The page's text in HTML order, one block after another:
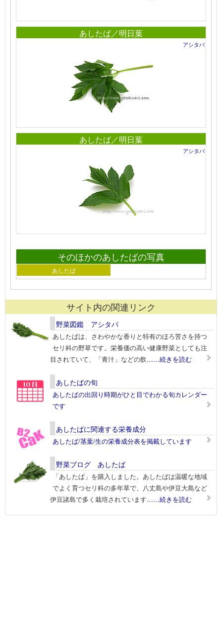
あしたば／明日葉
アシタバ
あしたば／明日葉
アシタバ
そのほかのあしたばの写真
あしたば
サイト内の関連リンク
野菜図鑑 アシタバ
あしたばは、さわやかな香りと特有のほろ苦さを持つ
セリ科の野草です。栄養価の高い健康野菜としても注
目されていて、「青汁」などの飲……続きを読む
あしたばの旬
あしたばの出回り時期がひと目でわかる旬カレンダー
です
あしたばに関連する栄養成分
あしたば/茎葉/生の栄養成分表を掲載しています
野菜ブログ あしたば
「あしたば」を購入しました。あしたばは温暖な地域
でよく育つセリ科の多年草で、八丈島や伊豆大島など
伊豆諸島で多く栽培されています……続きを読む